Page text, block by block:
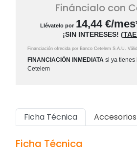
Fináncialo con
Llévatelo por 14,44€/
¡SIN INTERESES! (TAE
Financiación ofrecida por Banco Cetelem S.A.U.
FINANCIACIÓN INMEDIATA si ya tienes
Cetelem
Ficha Técnica Accesorios
Ficha Técnica